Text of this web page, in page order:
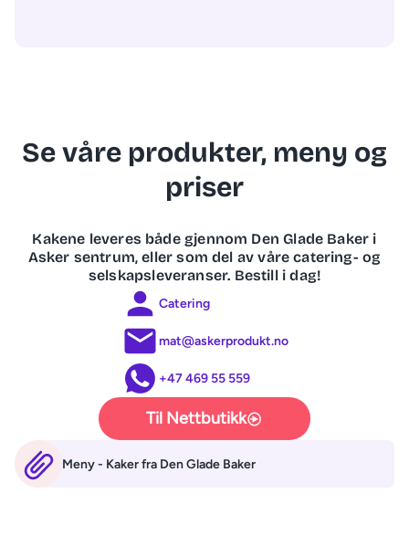
Se våre produkter, meny og
priser
Kakene leveres både gjennom Den Glade Baker i
Asker sentrum, eller som del av våre catering- og
selskapsleveranser. Bestill i dag!
Catering
mat@askerprodukt.no
+47 469 55 559
Til Nettbutikk
Meny - Kaker fra Den Glade Baker